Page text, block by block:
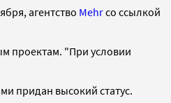
агентство Mehrсо ссылкой
проектам. "При условии
придан высокий статус.